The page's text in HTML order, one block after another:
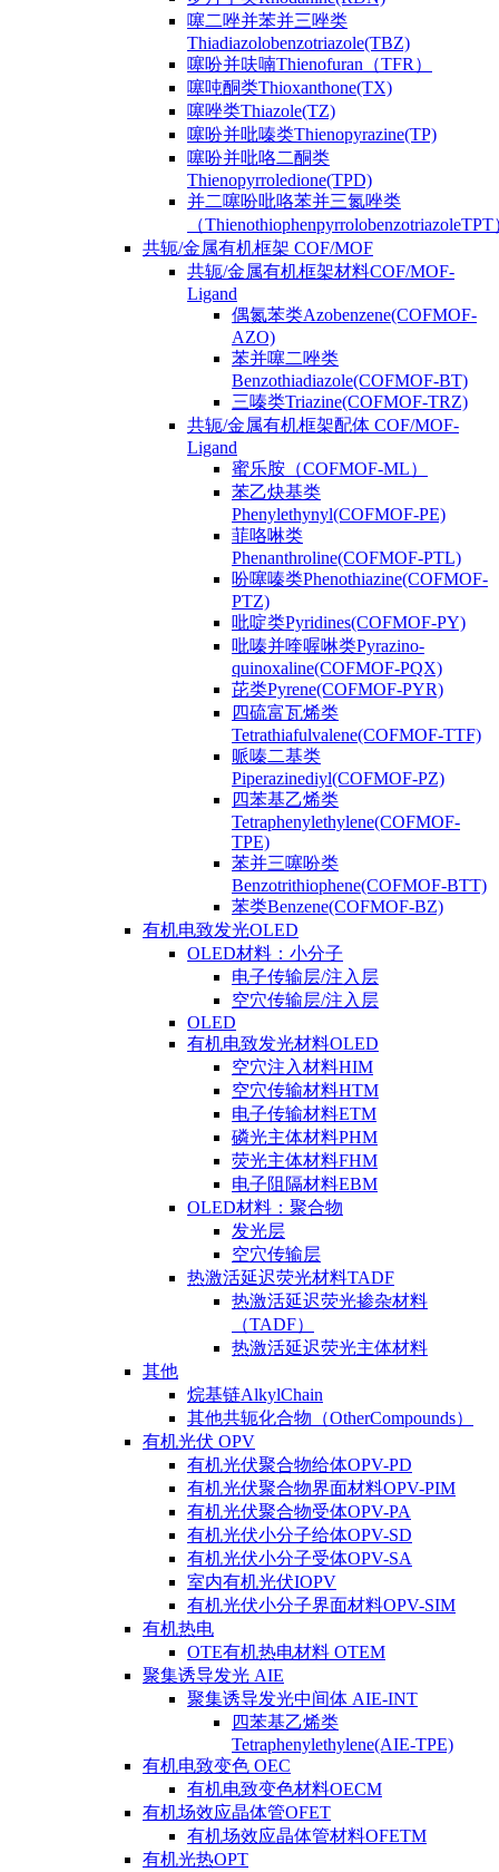
噻二唑并苯并三唑类
Thiadiazolobenzotriazole(TBZ)
噻吩并呋喃Thienofuran（TFR）
噻吨酮类Thioxanthone(TX)
噻唑类Thiazole(TZ)
噻吩并吡嗪类Thienopyrazine(TP)
噻吩并吡咯二酮类
Thienopyrroledione(TPD)
并二噻吩吡咯苯并三氮唑类
（ThienothiophenpyrrolobenzotriazoleTPT
共轭/金属有机框架 COF/MOF
共轭/金属有机框架材料COF/MOF-
Ligand
偶氮苯类Azobenzene(COFMOF-
AZO)
苯并噻二唑类
Benzothiadiazole(COFMOF-BT)
三嗪类Triazine(COFMOF-TRZ)
共轭/金属有机框架配体 COF/MOF-
Ligand
蜜乐胺（COFMOF-ML）
苯乙炔基类
Phenylethynyl(COFMOF-PE)
菲咯啉类
Phenanthroline(COFMOF-PTL)
吩噻嗪类Phenothiazine(COFMOF-
PTZ)
吡啶类Pyridines(COFMOF-PY)
吡嗪并喹喔啉类Pyrazino-
quinoxaline(COFMOF-PQX)
芘类Pyrene(COFMOF-PYR)
四硫富瓦烯类
Tetrathiafulvalene(COFMOF-TTF)
哌嗪二基类
Piperazinediyl(COFMOF-PZ)
四苯基乙烯类
Tetraphenylethylene(COFMOF-
TPE)
苯并三噻吩类
Benzotrithiophene(COFMOF-BTT)
苯类Benzene(COFMOF-BZ)
有机电致发光OLED
OLED材料：小分子
电子传输层/注入层
空穴传输层/注入层
OLED
有机电致发光材料OLED
空穴注入材料HIM
空穴传输材料HTM
电子传输材料ETM
磷光主体材料PHM
荧光主体材料FHM
电子阻隔材料EBM
OLED材料：聚合物
发光层
空穴传输层
热激活延迟荧光材料TADF
热激活延迟荧光掺杂材料
（TADF）
热激活延迟荧光主体材料
其他
烷基链AlkylChain
其他共轭化合物（OtherCompounds）
有机光伏 OPV
有机光伏聚合物给体OPV-PD
有机光伏聚合物界面材料OPV-PIM
有机光伏聚合物受体OPV-PA
有机光伏小分子给体OPV-SD
有机光伏小分子受体OPV-SA
室内有机光伏IOPV
有机光伏小分子界面材料OPV-SIM
有机热电
OTE有机热电材料 OTEM
聚集诱导发光 AIE
聚集诱导发光中间体 AIE-INT
四苯基乙烯类
Tetraphenylethylene(AIE-TPE)
有机电致变色 OEC
有机电致变色材料OECM
有机场效应晶体管OFET
有机场效应晶体管材料OFETM
有机光热OPT